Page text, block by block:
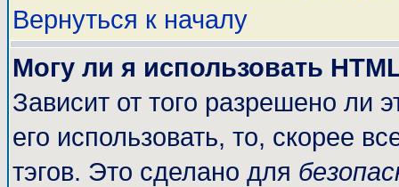
Вернуться к началу
Могу ли я использовать
Зависит от того разрешено ли
его использовать, то, скорее
тэгов. Это сделано для